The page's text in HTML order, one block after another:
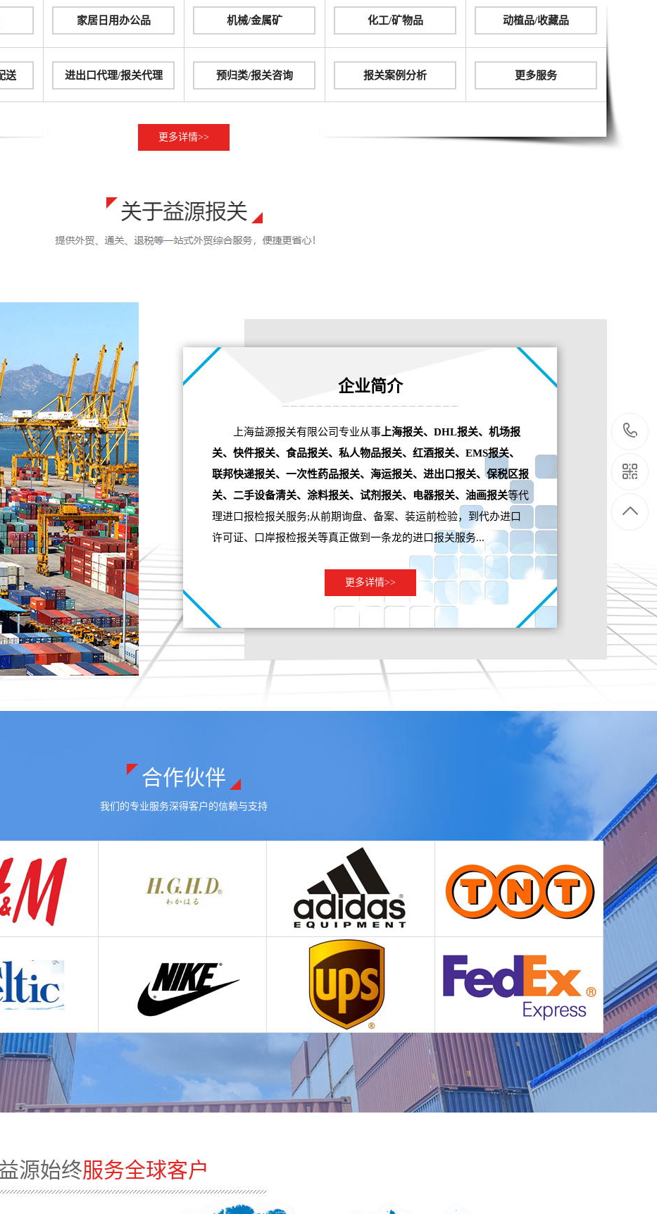
家居日用办公品 机械/金属矿 化工/矿物品 动植品/收藏品
送 进出口代理/报关代理 预归类/报关咨询 报关案例分析 更多服务
更多详情>>
企业简介
上海益源报关有限公司专业从事 上海报关、DHL报关、机场报
关、快件报关、食品报关、私人物品报关、红酒报关、EMS报关、
联邦快递报关、一次性药品报关、海运报关、进出口报关、保税区报
关、二手设备清关、涂料报关、试剂报关、电器报关、油画报关等代
理进口报检报关服务;从前期询盘、备案、装运前检验，到代办进口
许可证、口岸报检报关等真正做到一条龙的进口报关服务...
更多详情>>
合作伙伴
我们的专业服务深得客户的信赖与支持
益源始终服务全球客户